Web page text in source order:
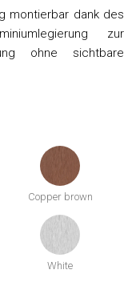
montierbar dank des
zur
ohne sichtbare
Copper brown
White